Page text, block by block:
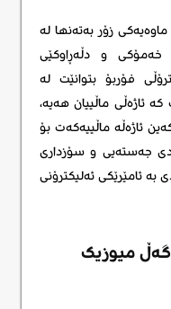
زۆر بەتەنها لە
خەمۆکی و دڵەڕاوکێی
فۆربۆ بتوانێت لە
ئاژەڵی ماڵییان هەیە،
ئاژەڵە ماڵییەکەت بۆ
جەستەیی و سۆزداری
ئامێرێکی ئەلیکترۆنی
میوزیک